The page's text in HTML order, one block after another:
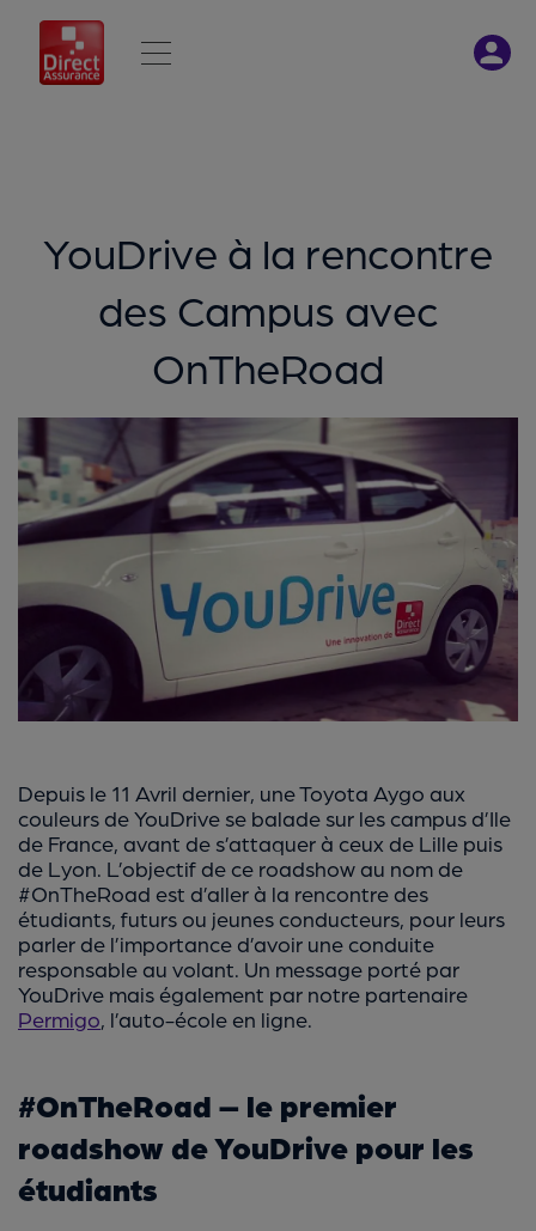
YouDrive à la rencontre
des Campus avec
OnTheRoad
Depuis le 11 Avril dernier, une Toyota Aygo aux
couleurs de YouDrive se balade sur les campus d’Ile
de France, avant de s’attaquer à ceux de Lille puis
de Lyon. L’objectif de ce roadshow au nom de
#OnTheRoad est d’aller à la rencontre des
étudiants, futurs ou jeunes conducteurs, pour leurs
parler de l’importance d’avoir une conduite
responsable au volant. Un message porté par
YouDrive mais également par notre partenaire
Permigo, l’auto-école en ligne.
#OnTheRoad – le premier
roadshow de YouDrive pour les
étudiants